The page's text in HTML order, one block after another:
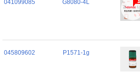
041099085 G8080-4L
045809602 P1571-1g